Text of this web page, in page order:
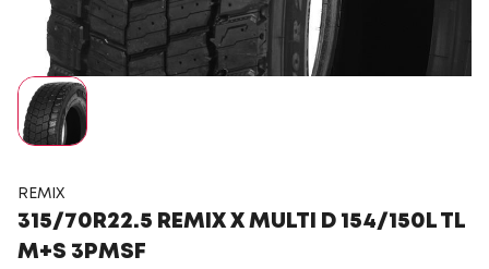
REMIX
315/70R22.5 REMIX X MULTI D 154/150L TL
M+S 3PMSF